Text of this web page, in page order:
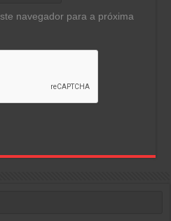
navegador para a próxima